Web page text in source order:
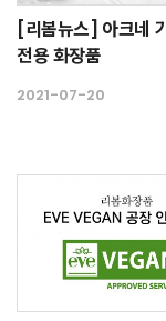
[리봄뉴스] 아크네
전용 화장품
2021-07-20